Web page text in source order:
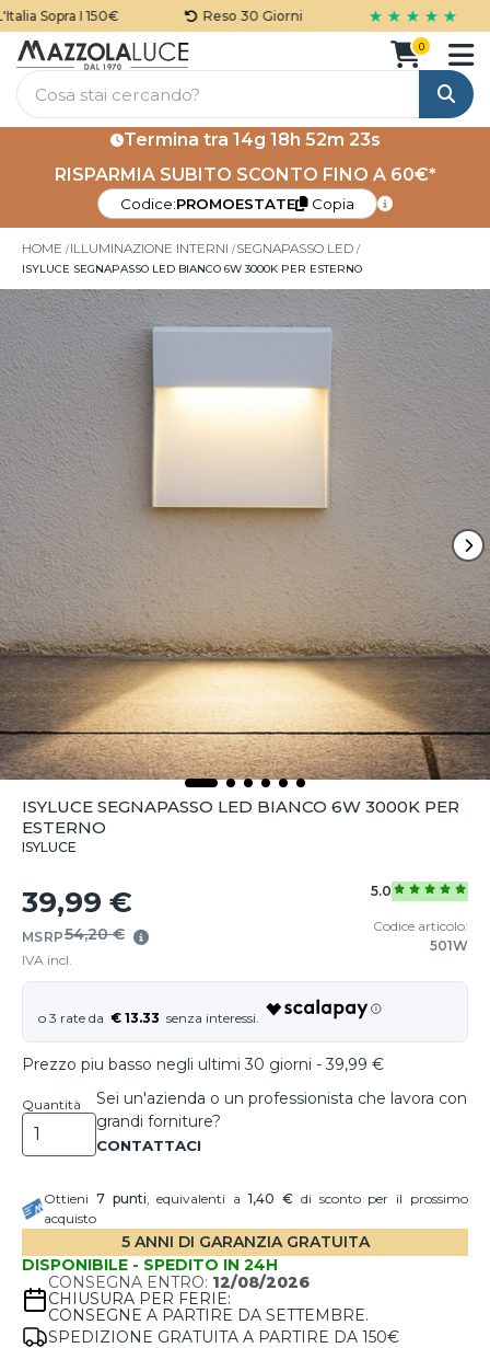
Sopra I 150€ Reso 30 Giorni ★ ★ ★ ★ ★
Cerca
0
Termina tra 14g 18h 52m 23s
RISPARMIA SUBITO SCONTO FINO A 60€*
Codice:PROMOESTATE Copia
HOME ILLUMINAZIONE INTERNI SEGNAPASSO LED
ISYLUCE SEGNAPASSO LED BIANCO 6W 3000K PER ESTERNO
ISYLUCE SEGNAPASSO LED BIANCO 6W 3000K PER
ESTERNO
ISYLUCE
39,99 €
MSRP54,20 €
IVA incl.
5.0
Codice articolo:
501W
€ 13.33
Prezzo piu basso negli ultimi 30 giorni - 39,99 €
Quantità
Sei un'azienda o un professionista che lavora con
grandi forniture?
Ottieni 7punti, equivalenti a1,40 €di sconto per il prossimo
acquisto
5 ANNI DI GARANZIA GRATUITA
DISPONIBILE - SPEDITO IN 24H
CONSEGNA ENTRO: 12/08/2026
CHIUSURA PER FERIE:
CONSEGNE A PARTIRE DA SETTEMBRE.
SPEDIZIONE GRATUITA A PARTIRE DA 150€